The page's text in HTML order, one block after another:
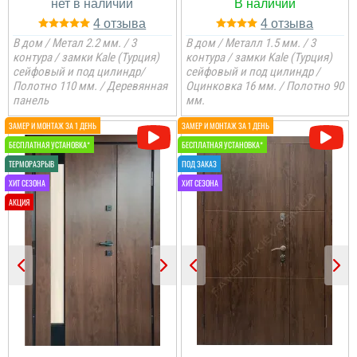
4
В дом / Метал 2.2 мм. / 3
контура / замки Kale (Турция)
сейфовый и под цилиндр/
Полотно 110 мм. / Деревянная
панель
4
В дом / Металл 1.5 мм. / 3
контура / замки Kale (Турция)
сейфовый и под цилиндр /
Оцинковка 16 мм. / Полотно 90
мм.